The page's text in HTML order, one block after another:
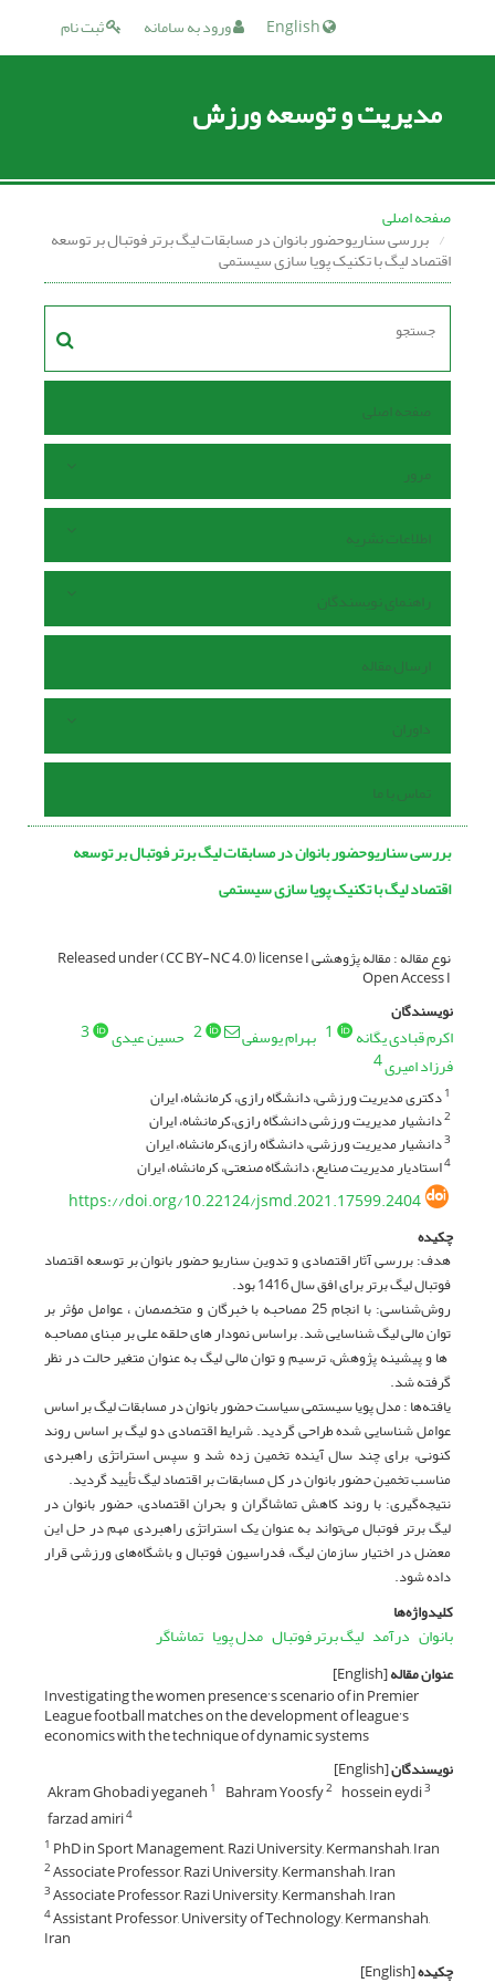
ثبت نام ورود به سامانه
مدیریت و توسعه ورزش
صفحه اصلی
بررسی سناریوحضور بانوان در مسابقات لیگ برتر فوتبال بر توسعه
اقتصاد لیگ با تکنیک پویا سازی سیستمی
صفحه اصلی
مرور
اطلاعات نشریه
راهنمای نویسندگان
ارسال مقاله
داوران
تماس با ما
بررسی سناریوحضور بانوان در مسابقات لیگ برتر فوتبال بر توسعه
اقتصاد لیگ با تکنیک پویا سازی سیستمی
نوع مقاله : مقاله پژوهشی Released under (CC BY-NC 4.0) license I
Open Access I
نویسندگان
اکرم قبادی یگانه 1 بهرام یوسفی 2 حسین عیدی
3
فرزاد امیری4
1دکتری مدیریت ورزشی، دانشگاه رازی، کرمانشاه، ایران
2دانشیار مدیریت ورزشی دانشگاه رازی،کرمانشاه، ایران
3دانشیار مدیریت ورزشی، دانشگاه رازی،کرمانشاه، ایران
4استادیار مدیریت صنایع، دانشگاه صنعتی، کرمانشاه، ایران
https://doi.org/10.22124/jsmd.2021.17599.2404
چکیده
هدف: بررسی آثار اقتصادی و تدوین سناریو حضور بانوان بر توسعه اقتصاد
فوتبال لیگ برتر برای افق سال 1416 بود.
روش‌شناسی: با انجام 25 مصاحبه با خبرگان و متخصصان ، عوامل مؤثر بر
توان مالی لیگ شناسایی شد. براساس نمودار های حلقه علی بر مبنای مصاحبه
‌ ها و پیشینه پژوهش، ترسیم و توان مالی لیگ به عنوان متغیر حالت در نظر
گرفته شد.
یافته‌ها : مدل پویا سیستمی سیاست حضور بانوان در مسابقات لیگ بر اساس
عوامل شناسایی شده طراحی گردید. شرایط اقتصادی دو لیگ بر اساس روند
کنونی، برای چند سال آینده تخمین زده شد و سپس استراتژی راهبردی
مناسب تخمین حضور بانوان در کل مسابقات بر اقتصاد لیگ تأیید گردید.
نتیجه‌گیری: با روند کاهش تماشاگران و بحران اقتصادی، حضور بانوان در
لیگ برتر فوتبال می‌تواند به عنوان یک استراتژی راهبردی مهم در حل این
معضل در اختیار سازمان لیگ، فدراسیون فوتبال و باشگاه‌های ورزشی قرار
داده شود.
کلیدواژه‌ها
بانوان درآمد لیگ برتر فوتبال مدل پویا تماشاگر
عنوان مقاله[English]
Investigating the women presence’s scenario of in Premier
League football matches on the development of league’s
economics with the technique of dynamic systems
نویسندگان[English]
Akram Ghobadi yeganeh 1 Bahram Yoosfy2 hossein eydi3
farzad amiri4
1 PhD in Sport Management, Razi University, Kermanshah, Iran
2Associate Professor, Razi University, Kermanshah, Iran
3Associate Professor, Razi University, Kermanshah, Iran
4Assistant Professor, University of Technology, Kermanshah,
Iran
چکیده[English]